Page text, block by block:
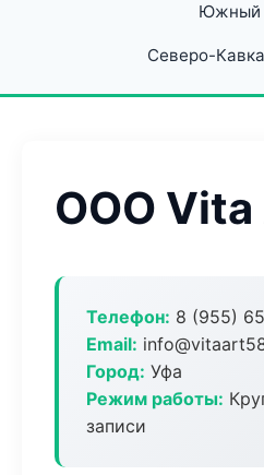
Южный
Северо-
ООО Vita
Телефон: 8 (955)
Email:
Город: Уфа
Режим работы:
записи